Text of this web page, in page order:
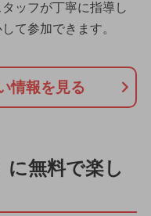
ッフが丁寧に指導し
て参加できます。
情報を見る
に無料で楽し